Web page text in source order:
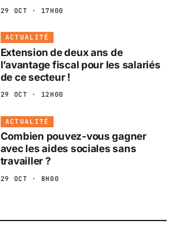
29 OCT · 17H00
ACTUALITÉ
Extension de deux ans de
l’avantage fiscal pour les salariés
de ce secteur !
29 OCT · 12H00
ACTUALITÉ
Combien pouvez-vous gagner
avec les aides sociales sans
travailler ?
29 OCT · 8H00